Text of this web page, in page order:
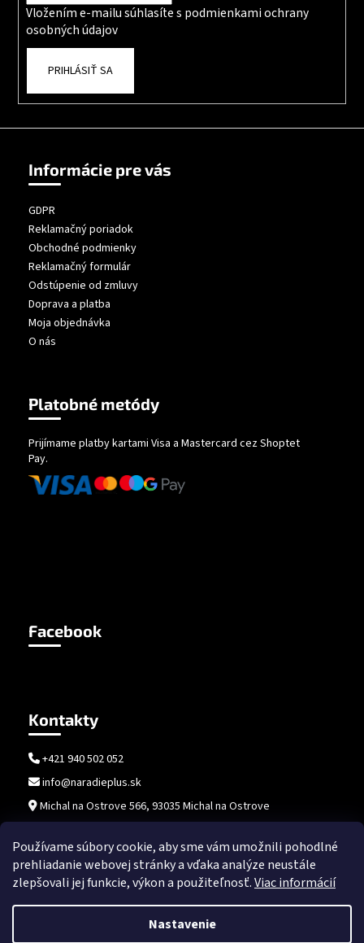
Používame súbory cookie, aby sme vám umožnili pohodlné
prehliadanie webovej stránky a vďaka analýze neustále
zlepšovali jej funkcie, výkon a použiteľnosť.Viac informácií
Nastavenie
Vložením e-mailu súhlasíte s podmienkami ochrany
osobných údajov
PRIHLÁSIŤ SA
Informácie pre vás
GDPR
Reklamačný poriadok
Obchodné podmienky
Reklamačný formulár
Odstúpenie od zmluvy
Doprava a platba
Moja objednávka
O nás
Platobné metódy
Prijímame platby kartami Visa a Mastercard cez Shoptet
Pay.
Facebook
Kontakty
+421 940 502 052
info@naradieplus.sk
Michal na Ostrove 566, 93035 Michal na Ostrove